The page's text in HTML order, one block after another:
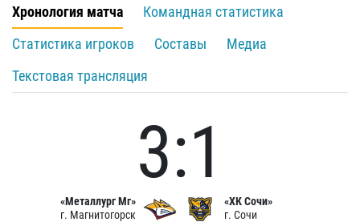
Хронология матча
Командная статистика
Статистика игроков
Составы
Медиа
Текстовая трансляция
«Металлург Мг»
г. Магнитогорск
3:1
«ХК Сочи»
г. Сочи